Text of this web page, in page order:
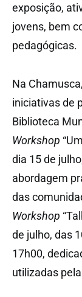
exposição,
jovens, bem
pedagógicas.
Na
iniciativas de
Biblioteca
Workshop
dia 15 de
abordagem
das
Workshop
de julho, das
17h00,
utilizadas